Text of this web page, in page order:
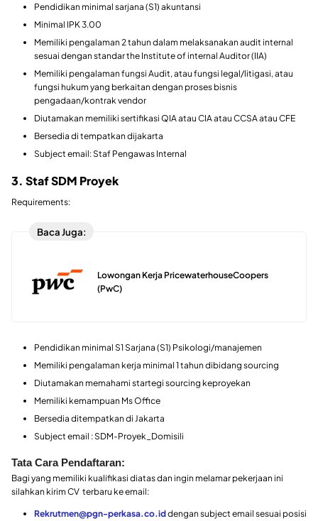
Pendidikan minimal sarjana (S1) akuntansi
Minimal IPK 3.00
Memiliki pengalaman 2 tahun dalam melaksanakan audit internal
sesuai dengan standar the Institute of internal Auditor (IIA)
Memiliki pengalaman fungsi Audit, atau fungsi legal/litigasi, atau
fungsi hukum yang berkaitan dengan proses bisnis
pengadaan/kontrak vendor
Diutamakan memiliki sertifikasi QIA atau CIA atau CCSA atau CFE
Bersedia di tempatkan dijakarta
Subject email: Staf Pengawas Internal
3. Staf SDM Proyek
Requirements:
Baca Juga:
Lowongan Kerja PricewaterhouseCoopers
(PwC)
Pendidikan minimal S1 Sarjana (S1) Psikologi/manajemen
Memiliki pengalaman kerja minimal 1 tahun dibidang sourcing
Diutamakan memahami startegi sourcing keproyekan
Memiliki kemampuan Ms Office
Bersedia ditempatkan di Jakarta
Subject email : SDM-Proyek_Domisili
Tata Cara Pendaftaran:
Bagi yang memiliki kualifikasi diatas dan ingin melamar pekerjaan ini
silahkan kirim CV terbaru ke email:
Rekrutmen@pgn-perkasa.co.iddengan subject email sesuai posisi